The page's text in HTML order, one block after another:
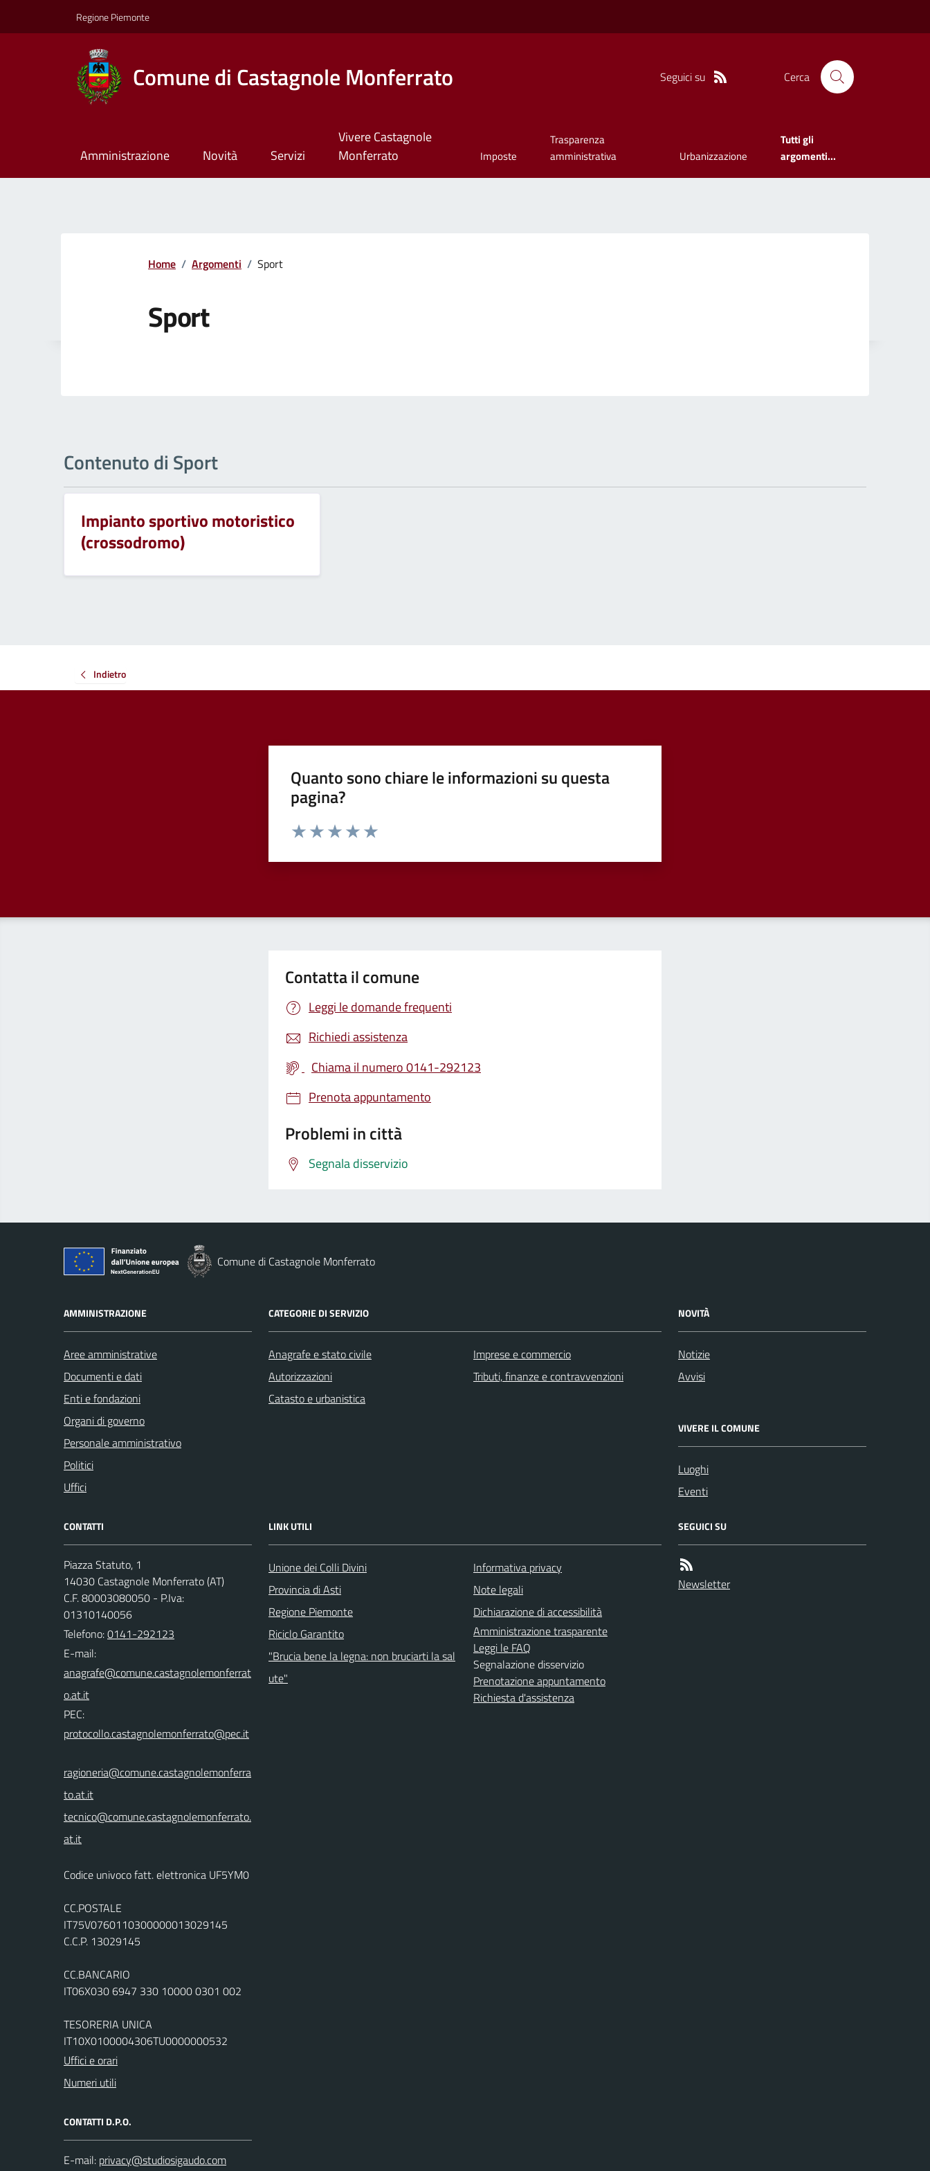
Regione Piemonte
Comune di Castagnole Monferrato Seguici su Cerca
Amministrazione Novità Servizi
Vivere Castagnole
Monferrato
Imposte
Trasparenza
amministrativa
Urbanizzazione
Tutti gli
argomenti...
Home / Argomenti / Sport
Sport
Contenuto di Sport
Impianto sportivo motoristico
(crossodromo)
Indietro
Quanto sono chiare le informazioni su questa
pagina?
Valuta da 1 a 5 stelle la pagina
Contatta il comune
Leggi le domande frequenti
Richiedi assistenza
Chiama il numero 0141-292123
Prenota appuntamento
Problemi in città
Segnala disservizio
Comune di Castagnole Monferrato
AMMINISTRAZIONE
Aree amministrative
Documenti e dati
Enti e fondazioni
Organi di governo
Personale amministrativo
Politici
Uffici
CATEGORIE DI SERVIZIO
Anagrafe e stato civile
Autorizzazioni
Catasto e urbanistica
Imprese e commercio
Tributi, finanze e contravvenzioni
NOVITÀ
Notizie
Avvisi
VIVERE IL COMUNE
Luoghi
Eventi
CONTATTI
Piazza Statuto, 1
14030 Castagnole Monferrato (AT)
C.F. 80003080050 - P.Iva:
01310140056
Telefono:0141-292123
E-mail:
PEC:
ragioneria@comune.castagnolemonferra
to.at.it
tecnico@comune.castagnolemonferrato.
at.it
Codice univoco fatt. elettronica UF5YM0
CC.POSTALE
IT75V0760110300000013029145
C.C.P. 13029145
CC.BANCARIO
IT06X030 6947 330 10000 0301 002
TESORERIA UNICA
IT10X0100004306TU0000000532
Uffici e orari
Numeri utili
CONTATTI D.P.O.
E-mail:
LINK UTILI
Unione dei Colli Divini
Provincia di Asti
Regione Piemonte
Riciclo Garantito
"Brucia bene la legna: non bruciarti la sal
ute"
Informativa privacy
Note legali
Dichiarazione di accessibilità
Amministrazione trasparente
Leggi le FAQ
Segnalazione disservizio
Prenotazione appuntamento
Richiesta d'assistenza
SEGUICI SU
Newsletter